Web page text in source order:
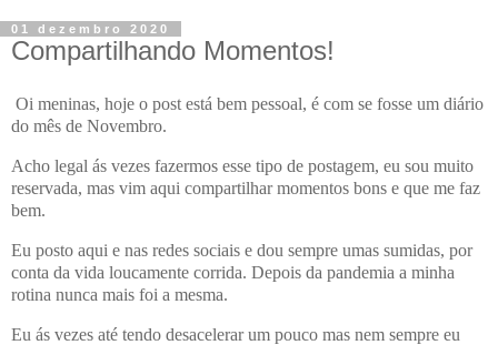
01 dezembro 2020
Compartilhando Momentos!
Oi meninas, hoje o post está bem pessoal, é com se fosse um diário
do mês de Novembro.
Acho legal ás vezes fazermos esse tipo de postagem, eu sou muito
reservada, mas vim aqui compartilhar momentos bons e que me faz
bem.
Eu posto aqui e nas redes sociais e dou sempre umas sumidas, por
conta da vida loucamente corrida. Depois da pandemia a minha
rotina nunca mais foi a mesma.
Eu ás vezes até tendo desacelerar um pouco mas nem sempre eu